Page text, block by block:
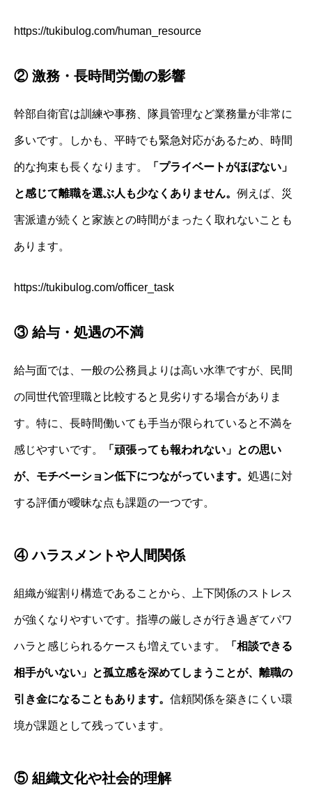
https://tukibulog.com/human_resource
② 激務・長時間労働の影響
幹部自衛官は訓練や事務、隊員管理など業務量が非常に
多いです。しかも、平時でも緊急対応があるため、時間
的な拘束も長くなります。 「プライベートがほぼない」
と感じて離職を選ぶ人も少なくありません。 例えば、災
害派遣が続くと家族との時間がまったく取れないことも
あります。
https://tukibulog.com/officer_task
③ 給与・処遇の不満
給与面では、一般の公務員よりは高い水準ですが、民間
の同世代管理職と比較すると見劣りする場合がありま
す。特に、長時間働いても手当が限られていると不満を
感じやすいです。 「頑張っても報われない」との思い
が、モチベーション低下につながっています。 処遇に対
する評価が曖昧な点も課題の一つです。
④ ハラスメントや人間関係
組織が縦割り構造であることから、上下関係のストレス
が強くなりやすいです。指導の厳しさが行き過ぎてパワ
ハラと感じられるケースも増えています。 「相談できる
相手がいない」と孤立感を深めてしまうことが、離職の
引き金になることもあります。 信頼関係を築きにくい環
境が課題として残っています。
⑤ 組織文化や社会的理解